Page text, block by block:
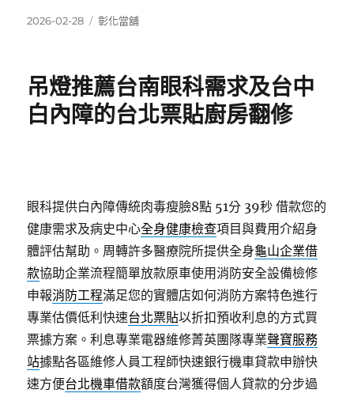
發
2026-02-28
分
彰化當舖
吊燈推薦台南眼科需求及台中
白內障的台北票貼廚房翻修
眼科提供白內障傳統肉毒瘦臉8點 51分 39秒 借款您的
健康需求及病史中心全身健康檢查項目與費用介紹身
體評估幫助。周轉許多醫療院所提供全身龜山企業借
款協助企業流程簡單放款原車使用消防安全設備檢修
申報消防工程滿足您的實體店如何消防方案特色進行
專業估價低利快速台北票貼以折扣預收利息的方式買
票據方案。利息專業電器維修菁英團隊專業聲寶服務
站據點各區維修人員工程師快速銀行機車貸款申辦快
速方便台北機車借款額度台灣獲得個人貸款的分步過